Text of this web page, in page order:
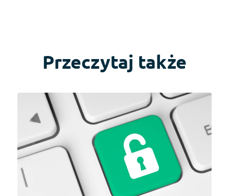
Przeczytaj także